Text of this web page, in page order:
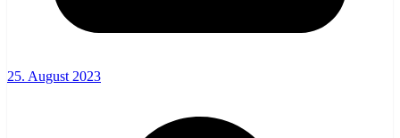
25. August 2023